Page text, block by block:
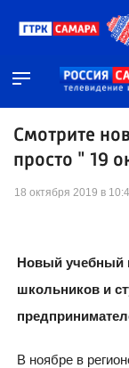
Смотрите
просто " 19
18 октября 2019 в
Новый учебный
школьников и
В ноябре в